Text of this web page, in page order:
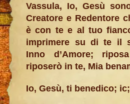
Vassula, Io, Gesù
Creatore e Redentore
è con te e al tuo
imprimere su di te il
Inno d’Amore;
riposerò in te, Mia
Io, Gesù, ti benedico; ic;